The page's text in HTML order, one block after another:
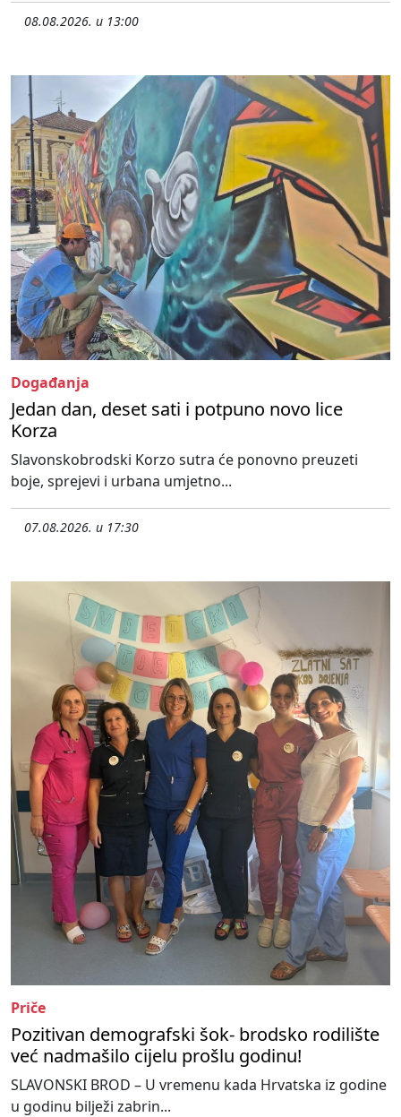
08.08.2026. u 13:00
Događanja
Jedan dan, deset sati i potpuno novo lice
Korza
Slavonskobrodski Korzo sutra će ponovno preuzeti
boje, sprejevi i urbana umjetno...
07.08.2026. u 17:30
Priče
Pozitivan demografski šok- brodsko rodilište
već nadmašilo cijelu prošlu godinu!
SLAVONSKI BROD – U vremenu kada Hrvatska iz godine
u godinu bilježi zabrin...